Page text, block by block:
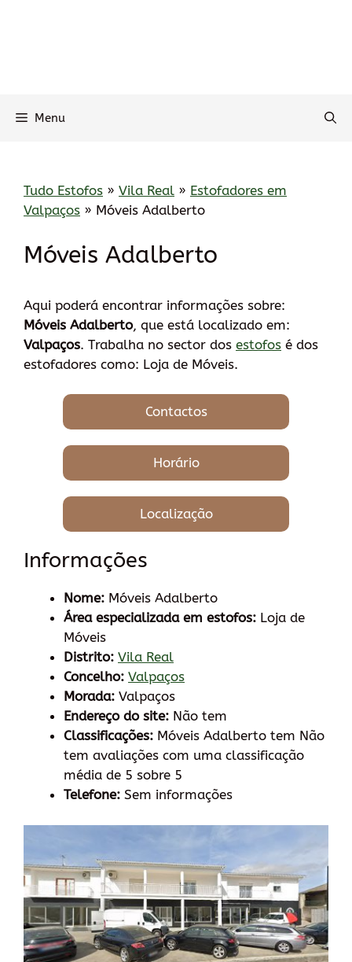
Menu
Tudo Estofos » Vila Real » Estofadores em
Valpaços » Móveis Adalberto
Móveis Adalberto
Aqui poderá encontrar informações sobre:
Móveis Adalberto, que está localizado em:
Valpaços. Trabalha no sector dos estofos é dos
estofadores como: Loja de Móveis.
Contactos
Horário
Localização
Informações
Nome: Móveis Adalberto
Área especializada em estofos: Loja de
Móveis
Distrito: Vila Real
Concelho: Valpaços
Morada: Valpaços
Endereço do site: Não tem
Classificações: Móveis Adalberto tem Não
tem avaliações com uma classificação
média de 5 sobre 5
Telefone: Sem informações